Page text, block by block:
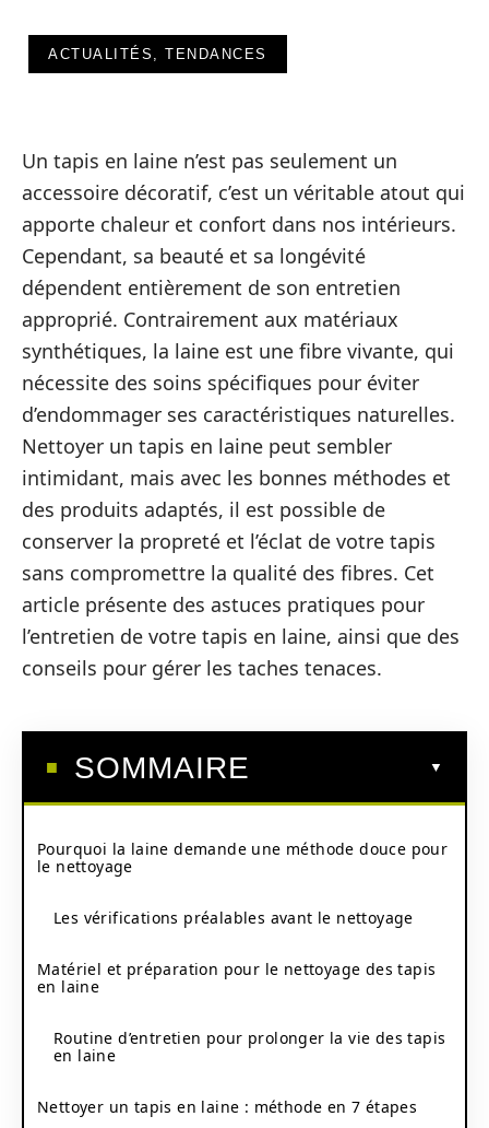
ACTUALITÉS, TENDANCES
Un tapis en laine n’est pas seulement un
accessoire décoratif, c’est un véritable atout qui
apporte chaleur et confort dans nos intérieurs.
Cependant, sa beauté et sa longévité
dépendent entièrement de son entretien
approprié. Contrairement aux matériaux
synthétiques, la laine est une fibre vivante, qui
nécessite des soins spécifiques pour éviter
d’endommager ses caractéristiques naturelles.
Nettoyer un tapis en laine peut sembler
intimidant, mais avec les bonnes méthodes et
des produits adaptés, il est possible de
conserver la propreté et l’éclat de votre tapis
sans compromettre la qualité des fibres. Cet
article présente des astuces pratiques pour
l’entretien de votre tapis en laine, ainsi que des
conseils pour gérer les taches tenaces.
SOMMAIRE
Pourquoi la laine demande une méthode douce pour
le nettoyage
Les vérifications préalables avant le nettoyage
Matériel et préparation pour le nettoyage des tapis
en laine
Routine d’entretien pour prolonger la vie des tapis
en laine
Nettoyer un tapis en laine : méthode en 7 étapes